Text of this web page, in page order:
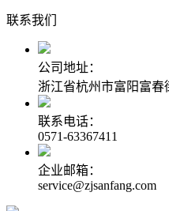
联系我们
公司地址：
浙江省杭州市富阳富春
联系电话：
0571-63367411
企业邮箱：
service@zjsanfang.com